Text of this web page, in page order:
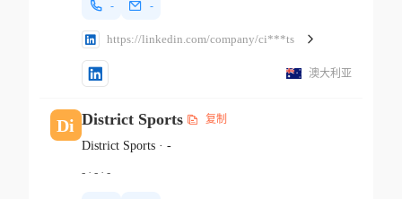
- -
https://linkedin.com/company/ci***ts
澳大利亚
Di District Sports 复制
District Sports· -
-· -· -